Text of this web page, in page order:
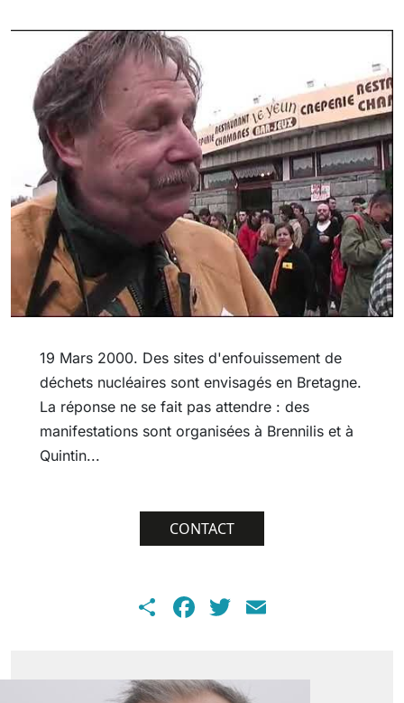
19 Mars 2000. Des sites d'enfouissement de
déchets nucléaires sont envisagés en Bretagne.
La réponse ne se fait pas attendre : des
manifestations sont organisées à Brennilis et à
Quintin...
CONTACT
ShareFacebook
Twitter